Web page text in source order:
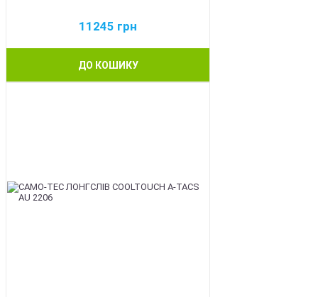
11245 грн
ДО КОШИКУ